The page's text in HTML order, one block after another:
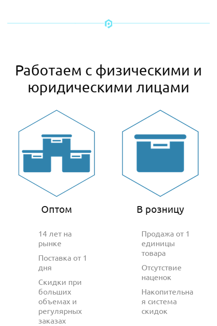
Работаем с физическими и
юридическими лицами
Оптом
14 лет на
рынке
Поставка от 1
дня
Скидки при
больших
объемах и
регулярных
заказах
В розницу
Продажа от 1
единицы
товара
Отсутствие
наценок
Накопительна
я система
скидок